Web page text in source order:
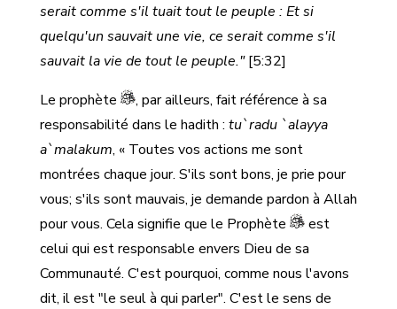
serait comme s'il tuait tout le peuple : Et si
quelqu'un sauvait une vie, ce serait comme s'il
sauvait la vie de tout le peuple."[5:32]
Le prophète
, par ailleurs, fait référence à sa
responsabilité dans le hadith : tu`radu `alayya
a`malakum, « Toutes vos actions me sont
montrées chaque jour. S'ils sont bons, je prie pour
vous; s'ils sont mauvais, je demande pardon à Allah
pour vous. Cela signifie que le Prophète
est
celui qui est responsable envers Dieu de sa
Communauté. C'est pourquoi, comme nous l'avons
dit, il est "le seul à qui parler". C'est le sens de